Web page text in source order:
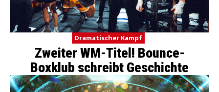
Dramatischer Kampf
Zweiter WM-Titel! Bounce-
Boxklub schreibt Geschichte